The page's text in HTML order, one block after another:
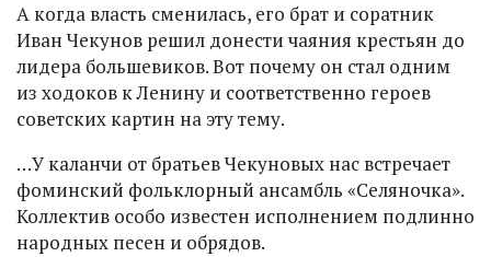
А когда власть сменилась, его брат и соратник
Иван Чекунов решил донести чаяния крестьян до
лидера большевиков. Вот почему он стал одним
из ходоков к Ленину и соответственно героев
советских картин на эту тему.
…У каланчи от братьев Чекуновых нас встречает
фоминский фольклорный ансамбль «Селяночка».
Коллектив особо известен исполнением подлинно
народных песен и обрядов.